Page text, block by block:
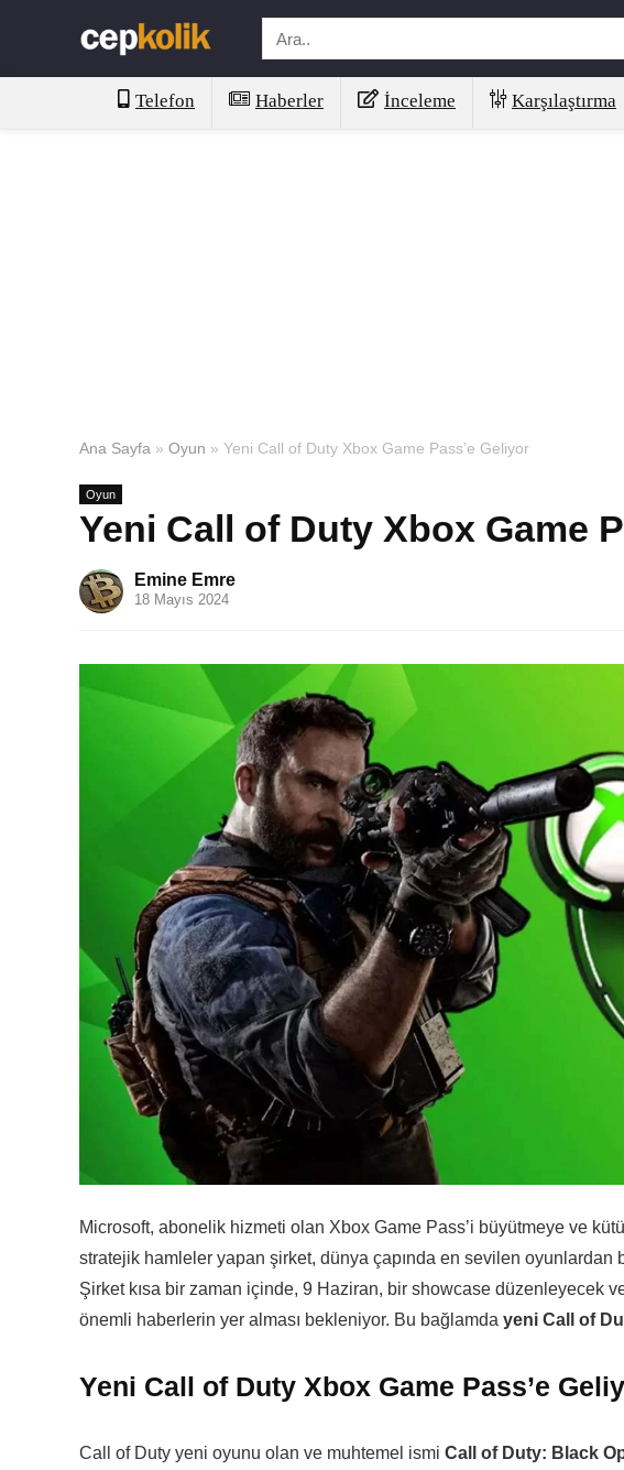
Telefon Haberler İnceleme Karşılaştırma
Ana Sayfa » Oyun » Yeni Call of Duty Xbox Game Pass’e Geliyor
Oyun
Yeni Call of Duty Xbox Game
Emine Emre
18 Mayıs 2024
Microsoft, abonelik hizmeti olan Xbox Game Pass’i büyütmeye ve
stratejik hamleler yapan şirket, dünya çapında en sevilen oyunlardan
Şirket kısa bir zaman içinde, 9 Haziran, bir showcase düzenleyecek
önemli haberlerin yer alması bekleniyor. Bu bağlamda yeni Call of
Yeni Call of Duty Xbox Game Pass’e
Call of Duty yeni oyunu olan ve muhtemel ismi Call of Duty: Black